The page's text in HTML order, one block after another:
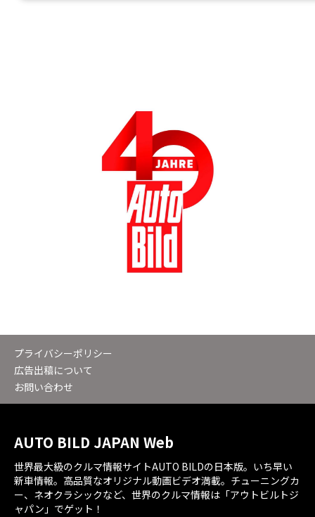
プライバシーポリシー
広告出稿について
お問い合わせ
AUTO BILD JAPAN Web
世界最大級のクルマ情報サイトAUTO BILDの日本版。いち早い
新車情報。高品質なオリジナル動画ビデオ満載。チューニングカ
ー、ネオクラシックなど、世界のクルマ情報は「アウトビルトジ
ャパン」でゲット！